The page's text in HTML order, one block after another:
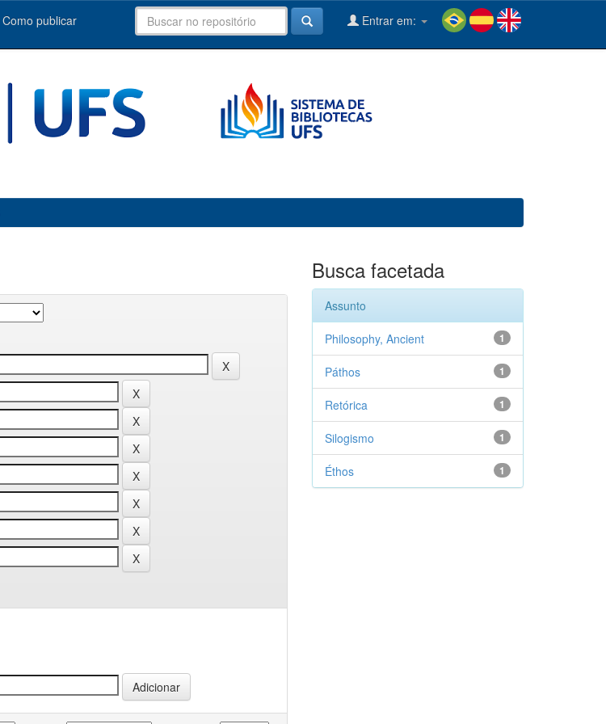
Como publicar Entrar em:
Busca facetada
Assunto
1
Philosophy, Ancient
1
Páthos
1
Retórica
1
Silogismo
1
Éthos